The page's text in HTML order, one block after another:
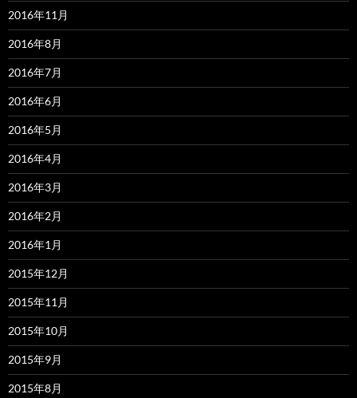
2016年11月
2016年8月
2016年7月
2016年6月
2016年5月
2016年4月
2016年3月
2016年2月
2016年1月
2015年12月
2015年11月
2015年10月
2015年9月
2015年8月